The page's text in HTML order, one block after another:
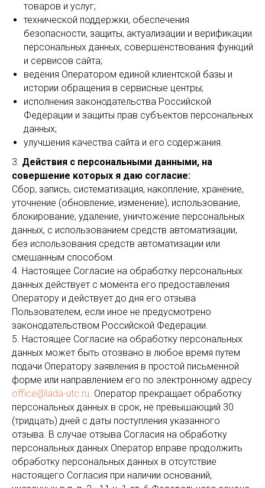
товаров и услуг;
технической поддержки, обеспечения
безопасности, защиты, актуализации и верификации
персональных данных, совершенствования функций
и сервисов сайта;
ведения Оператором единой клиентской базы и
истории обращения в сервисные центры;
исполнения законодательства Российской
Федерации и защиты прав субъектов персональных
данных;
улучшения качества сайта и его содержания.
3. Действия с персональными данными, на
совершение которых я даю согласие:
Сбор, запись, систематизация, накопление, хранение,
уточнение (обновление, изменение), использование,
блокирование, удаление, уничтожение персональных
данных, с использованием средств автоматизации,
без использования средств автоматизации или
смешанным способом.
4. Настоящее Согласие на обработку персональных
данных действует с момента его предоставления
Оператору и действует до дня его отзыва
Пользователем, если иное не предусмотрено
законодательством Российской Федерации.
5. Настоящее Согласие на обработку персональных
данных может быть отозвано в любое время путем
подачи Оператору заявления в простой письменной
форме или направлением его по электронному адресу
office@lada-utc.ru. Оператор прекращает обработку
персональных данных в срок, не превышающий 30
(тридцать) дней с даты поступления указанного
отзыва. В случае отзыва Согласия на обработку
персональных данных Оператор вправе продолжить
обработку персональных данных в отсутствие
настоящего Согласия при наличии оснований,